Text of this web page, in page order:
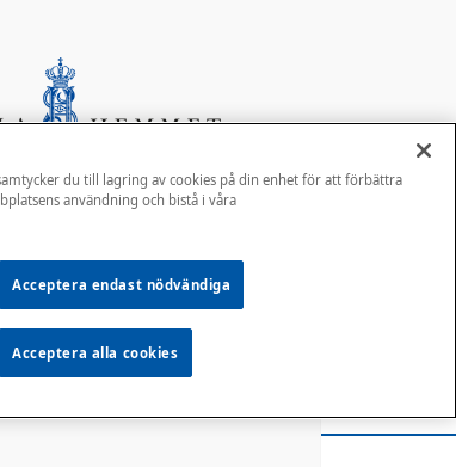
från admin
du till lagring av cookies på din enhet för att förbättra
användning och bistå i våra
Acceptera endast nödvändiga
Acceptera alla cookies